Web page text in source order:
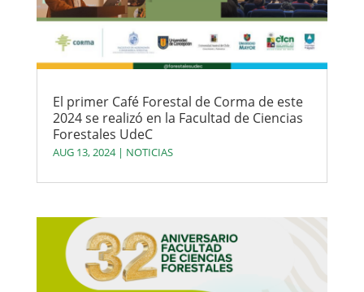
El primer Café Forestal de Corma de este
2024 se realizó en la Facultad de Ciencias
Forestales UdeC
AUG 13, 2024| NOTICIAS